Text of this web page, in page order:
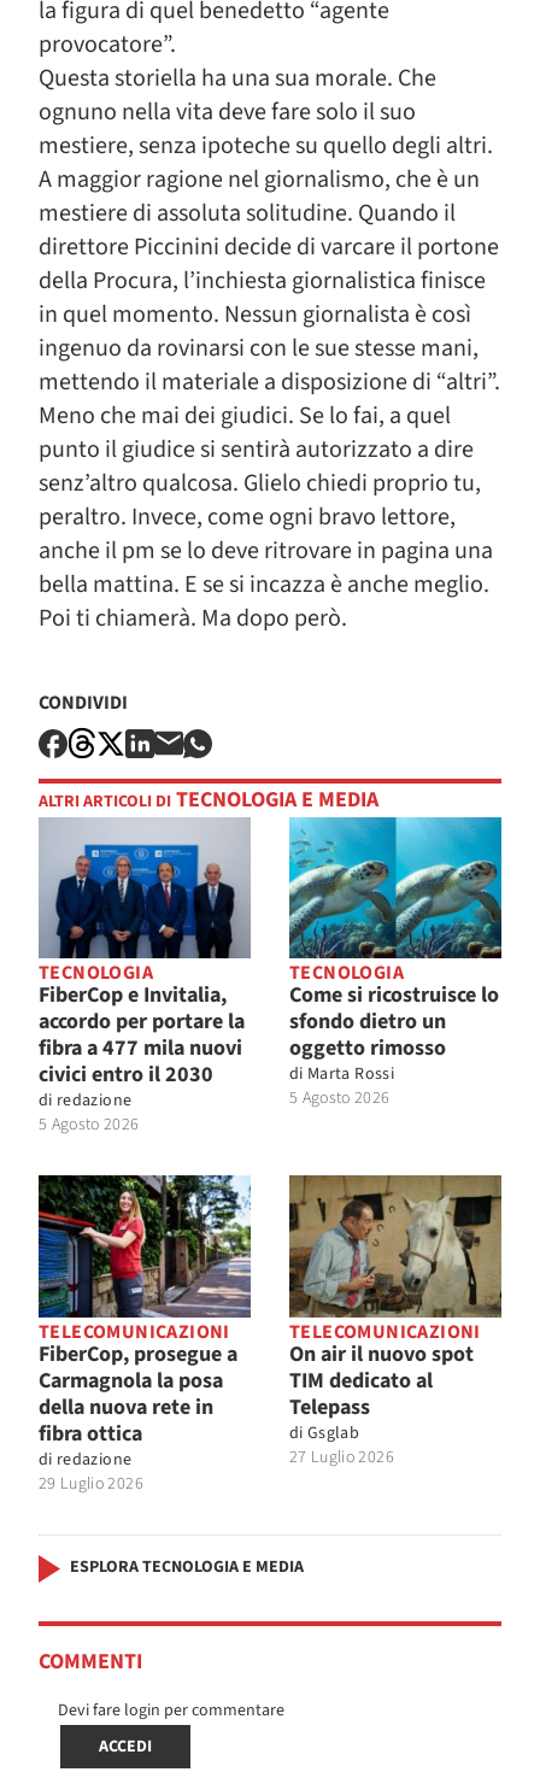
la figura di quel benedetto “agente
provocatore”.
Questa storiella ha una sua morale. Che
ognuno nella vita deve fare solo il suo
mestiere, senza ipoteche su quello degli altri.
A maggior ragione nel giornalismo, che è un
mestiere di assoluta solitudine. Quando il
direttore Piccinini decide di varcare il portone
della Procura, l’inchiesta giornalistica finisce
in quel momento. Nessun giornalista è così
ingenuo da rovinarsi con le sue stesse mani,
mettendo il materiale a disposizione di “altri”.
Meno che mai dei giudici. Se lo fai, a quel
punto il giudice si sentirà autorizzato a dire
senz’altro qualcosa. Glielo chiedi proprio tu,
peraltro. Invece, come ogni bravo lettore,
anche il pm se lo deve ritrovare in pagina una
bella mattina. E se si incazza è anche meglio.
Poi ti chiamerà. Ma dopo però.
CONDIVIDI
ALTRI ARTICOLI DI TECNOLOGIA E MEDIA
TECNOLOGIA
FiberCop e Invitalia,
accordo per portare la
fibra a 477 mila nuovi
civici entro il 2030
di redazione
5 Agosto 2026
TECNOLOGIA
Come si ricostruisce lo
sfondo dietro un
oggetto rimosso
di Marta Rossi
5 Agosto 2026
TELECOMUNICAZIONI
FiberCop, prosegue a
Carmagnola la posa
della nuova rete in
fibra ottica
di redazione
29 Luglio 2026
TELECOMUNICAZIONI
On air il nuovo spot
TIM dedicato al
Telepass
di Gsglab
27 Luglio 2026
ESPLORA TECNOLOGIA E MEDIA
COMMENTI
Devi fare login per commentare
ACCEDI